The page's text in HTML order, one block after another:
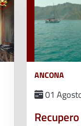
ANCONA
01
Recupero